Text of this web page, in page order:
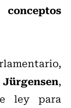
,
ley para